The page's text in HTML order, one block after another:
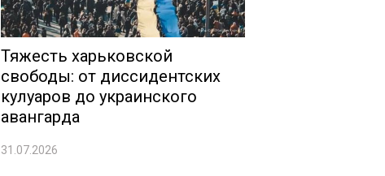
Тяжесть харьковской
свободы: от диссидентских
кулуаров до украинского
авангарда
31.07.2026